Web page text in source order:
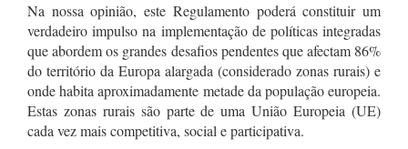
Na nossa opinião, este Regulamento poderá constituir um
verdadeiro impulso na implementação de políticas integradas
que abordem os grandes desafios pendentes que afectam 86%
do território da Europa alargada (considerado zonas rurais) e
onde habita aproximadamente metade da população europeia.
Estas zonas rurais são parte de uma União Europeia (UE)
cada vez mais competitiva, social e participativa.